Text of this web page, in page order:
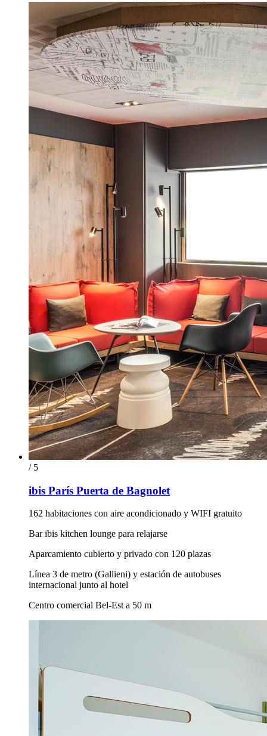
/ 5
ibis París Puerta de Bagnolet
162 habitaciones con aire acondicionado y WIFI gratuito
Bar ibis kitchen lounge para relajarse
Aparcamiento cubierto y privado con 120 plazas
Línea 3 de metro (Gallieni) y estación de autobuses
internacional junto al hotel
Centro comercial Bel-Est a 50 m